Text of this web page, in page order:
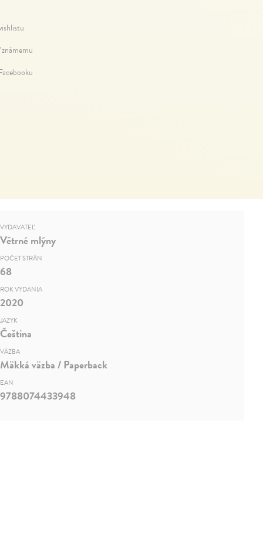
VYDAVATEĽ
Větrné mlýny
POČET STRÁN
68
ROK VYDANIA
2020
JAZYK
Čeština
VÄZBA
Mäkká väzba / Paperback
EAN
9788074433948